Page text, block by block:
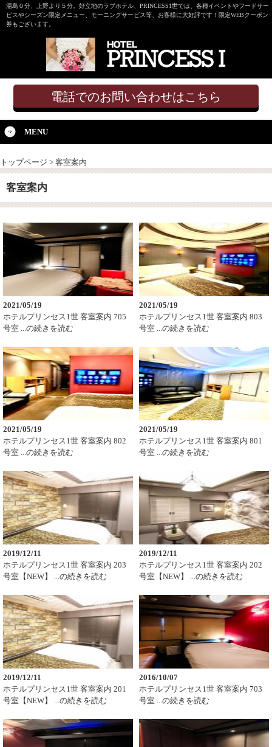
湯島０分、上野より５分。好立地のラブホテル、PRINCESS1世では、各種イベントやフードサー
ビスやシーズン限定メニュー、モーニングサービス等、お客様に大好評です！限定WEBクーポン
券もございます。
電話でのお問い合わせはこちら
MENU
トップページ > 客室案内
客室案内
2021/05/19
ホテルプリンセス1世 客室案内 705
号室 ...の続きを読む
2021/05/19
ホテルプリンセス1世 客室案内 803
号室 ...の続きを読む
2021/05/19
ホテルプリンセス1世 客室案内 802
号室 ...の続きを読む
2021/05/19
ホテルプリンセス1世 客室案内 801
号室 ...の続きを読む
2019/12/11
ホテルプリンセス1世 客室案内 203
号室【NEW】 ...の続きを読む
2019/12/11
ホテルプリンセス1世 客室案内 202
号室【NEW】 ...の続きを読む
2019/12/11
ホテルプリンセス1世 客室案内 201
号室【NEW】 ...の続きを読む
2016/10/07
ホテルプリンセス1世 客室案内 703
号室 ...の続きを読む